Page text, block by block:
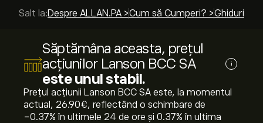
Salt la:Despre ALLAN.PA >Cum să Cumperi? >Ghiduri de
Săptămâna aceasta, prețul
acțiunilor Lanson BCC SA
este unul stabil.
i
Prețul acțiunii Lanson BCC SA este, la momentul
actual, 26.90‎€‎, reflectând o schimbare de
‎-0.37‎% în ultimele 24 de ore și ‎0.37‎% în ultima